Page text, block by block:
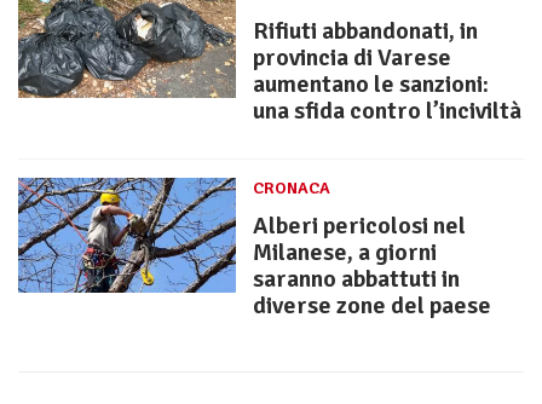
Rifiuti abbandonati, in
provincia di Varese
aumentano le sanzioni:
una sfida contro l’inciviltà
CRONACA
Alberi pericolosi nel
Milanese, a giorni
saranno abbattuti in
diverse zone del paese